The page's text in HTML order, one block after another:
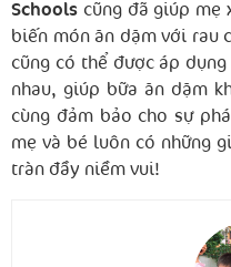
Schools cũng đã giúp mẹ
biến món ăn dặm với rau
cũng có thể được áp
nhau, giúp bữa ăn dặm
cùng đảm bảo cho sự
mẹ và bé luôn có những
tràn đầy niềm vui!